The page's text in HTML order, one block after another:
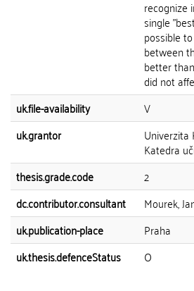
recognize
single
possible
between
better
did not
uk.file-availability
V
uk.grantor
Univerzita
Katedra
thesis.grade.code
2
dc.contributor.consultant
Mourek,
uk.publication-place
Praha
uk.thesis.defenceStatus
O